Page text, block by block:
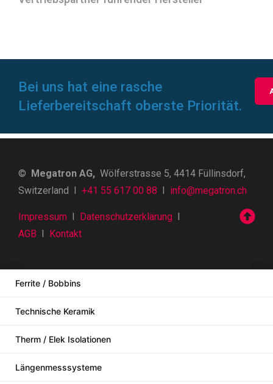
Bei uns hat eine rasche
Lieferbereitschaft oberste Priorität.
© Megatron AG, Wölferstrasse 5, 4414 Füllinsdorf,
Switzerland I +41 55 617 00 88 info@megatron.ch
Impressum I Datenschutzerklärung I
AGB I Kontakt
Ferrite / Bobbins
Technische Keramik
Therm / Elek Isolationen
Längenmesssysteme